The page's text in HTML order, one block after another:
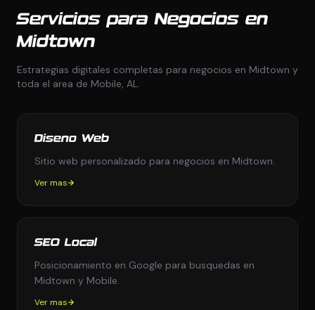
Servicios para Negocios en
Midtown
Estrategias digitales completas para negocios en Midtown y
toda el area de Mobile, AL.
Diseno Web
Sitio web personalizado para negocios en Midtown.
Ver mas
SEO Local
Posicionamiento en Google para busquedas en
Midtown y Mobile.
Ver mas